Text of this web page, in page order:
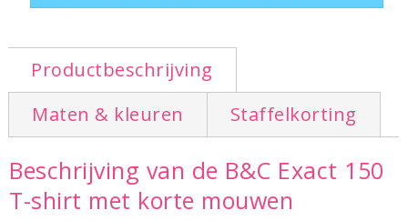
Productbeschrijving
Maten & kleuren
Staffelkorting
Beschrijving van de B&C Exact 150
T-shirt met korte mouwen